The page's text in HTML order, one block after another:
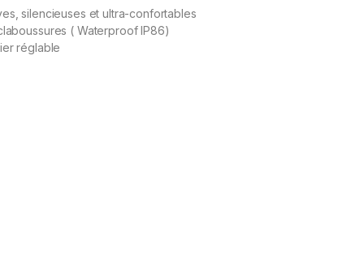
silencieuses et ultra-confortables
( Waterproof IP86)
réglable